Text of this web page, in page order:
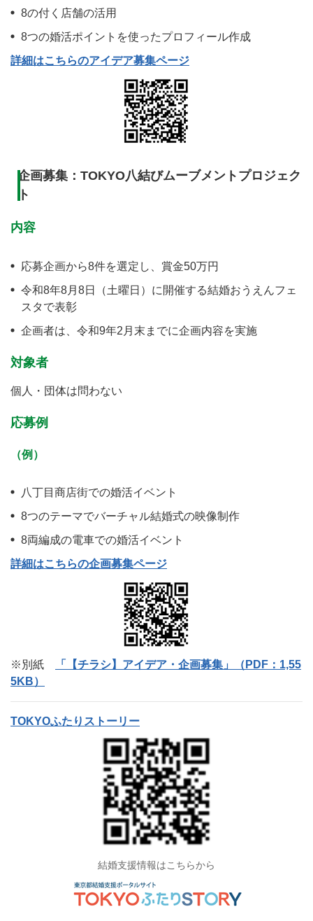
8の付く店舗の活用
8つの婚活ポイントを使ったプロフィール作成
詳細はこちらのアイデア募集ページ
企画募集：TOKYO八結びムーブメントプロジェク
ト
内容
応募企画から8件を選定し、賞金50万円
令和8年8月8日（土曜日）に開催する結婚おうえんフェ
スタで表彰
企画者は、令和9年2月末までに企画内容を実施
対象者
個人・団体は問わない
応募例
（例）
八丁目商店街での婚活イベント
8つのテーマでバーチャル結婚式の映像制作
8両編成の電車での婚活イベント
詳細はこちらの企画募集ページ
※別紙
「【チラシ】アイデア・企画募集」（PDF：1,55
5KB）
TOKYOふたりストーリー
結婚支援情報はこちらから